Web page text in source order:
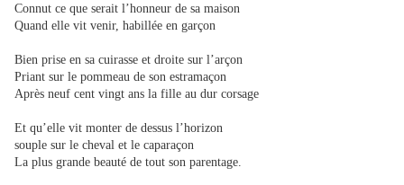
Connut ce que serait l’honneur de sa maison
Quand elle vit venir, habillée en garçon
Bien prise en sa cuirasse et droite sur l’arçon
Priant sur le pommeau de son estramaçon
Après neuf cent vingt ans la fille au dur corsage
Et qu’elle vit monter de dessus l’horizon
souple sur le cheval et le caparaçon
La plus grande beauté de tout son parentage.